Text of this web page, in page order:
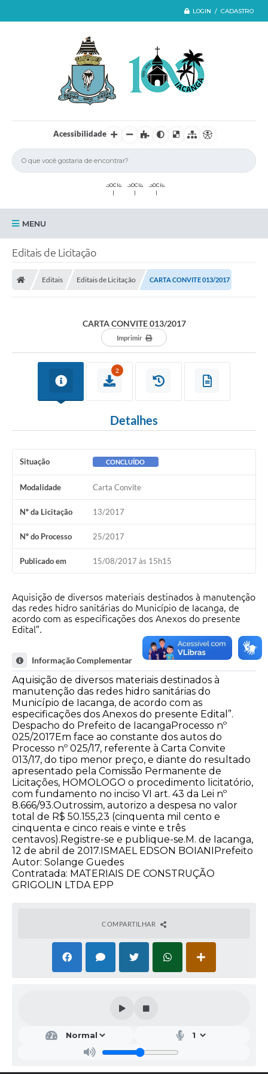
LOGIN / CADASTRO
Acessibilidade
MENU
Iacanga
Diário Oficial
Cartas de Serviços
Transparência
Internet Gratuita
FAQ / Perguntas e Respostas Frequentes
Editais de Licitação
Editais Editais de Licitação CARTA CONVITE 013/2017
CARTA CONVITE 013/2017
Imprimir
2
Detalhes
Situação CONCLUÍDO
Modalidade Carta Convite
Nº da Licitação 13/2017
Nº do Processo 25/2017
Publicado em 15/08/2017 às 15h15
Aquisição de diversos materiais destinados à manutenção
das redes hidro sanitárias do Município de Iacanga, de
acordo com as especificações dos Anexos do presente
Edital”.
Informação Complementar
Aquisição de diversos materiais destinados à
manutenção das redes hidro sanitárias do
Município de Iacanga, de acordo com as
especificações dos Anexos do presente Edital”.
Despacho do Prefeito de IacangaProcesso nº
025/2017Em face ao constante dos autos do
Processo nº 025/17, referente à Carta Convite
013/17, do tipo menor preço, e diante do resultado
apresentado pela Comissão Permanente de
Licitações, HOMOLOGO o procedimento licitatório,
com fundamento no inciso VI art. 43 da Lei nº
8.666/93.Outrossim, autorizo a despesa no valor
total de R$ 50.155,23 (cinquenta mil cento e
cinquenta e cinco reais e vinte e três
centavos).Registre-se e publique-se.M. de Iacanga,
12 de abril de 2017.ISMAEL EDSON BOIANIPrefeito
Autor: Solange Guedes
Contratada: MATERIAIS DE CONSTRUÇÃO
GRIGOLIN LTDA EPP
COMPARTILHAR